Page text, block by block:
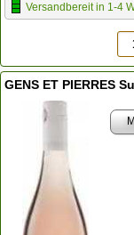
Versandbereit in 1-4
GENS ET PIERRES